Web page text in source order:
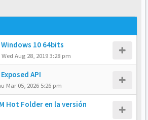
10 64bits
Wed Aug 28, 2019 3:28 pm
API
Mar 05, 2026 5:26 pm
Hot Folder en la versión